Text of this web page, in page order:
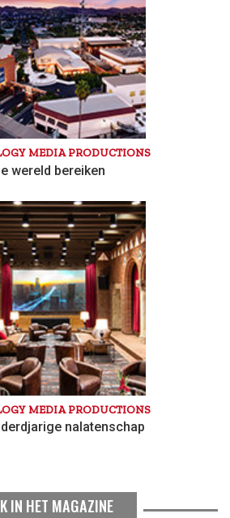
MEDIA PRODUCTIONS
wereld bereiken
MEDIA PRODUCTIONS
nalatenschap
IN HET MAGAZINE